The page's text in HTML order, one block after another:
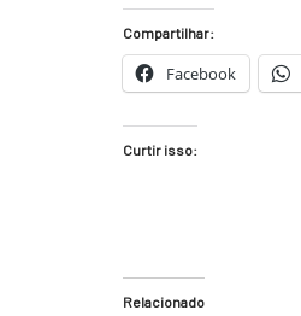
Compartilhar:
Facebook
Curtir isso:
Relacionado